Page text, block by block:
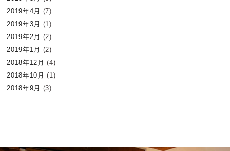
2019年4月 (7)
2019年3月 (1)
2019年2月 (2)
2019年1月 (2)
2018年12月 (4)
2018年10月 (1)
2018年9月 (3)